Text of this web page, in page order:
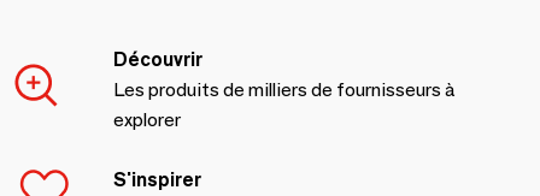
Découvrir
Les produits de milliers de fournisseurs à
explorer
S'inspirer